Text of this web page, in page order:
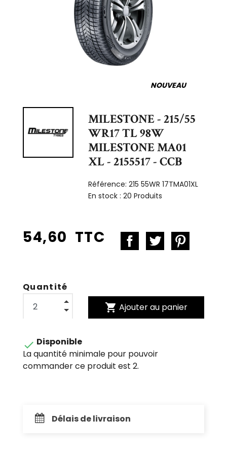
NOUVEAU
MILESTONE - 215/55
WR17 TL 98W
MILESTONE MA01
XL - 2155517 - CCB
Référence:215 55WR 17TMA01XL
En stock :20 Produits
54,60 TTC
Quantité
shopping_cart Ajouter au panier
 Disponible
La quantité minimale pour pouvoir
commander ce produit est 2.
Délais de livraison